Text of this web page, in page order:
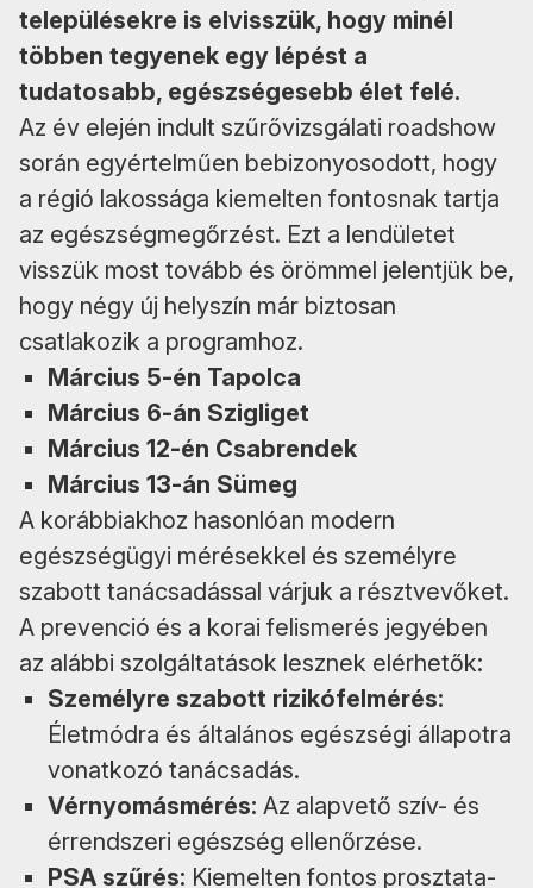
településekre is elvisszük, hogy minél
többen tegyenek egy lépést a
tudatosabb, egészségesebb élet felé.
Az év elején indult szűrővizsgálati roadshow
során egyértelműen bebizonyosodott, hogy
a régió lakossága kiemelten fontosnak tartja
az egészségmegőrzést. Ezt a lendületet
visszük most tovább és örömmel jelentjük be,
hogy négy új helyszín már biztosan
csatlakozik a programhoz.
Március 5-én Tapolca
Március 6-án Szigliget
Március 12-én Csabrendek
Március 13-án Sümeg
A korábbiakhoz hasonlóan modern
egészségügyi mérésekkel és személyre
szabott tanácsadással várjuk a résztvevőket.
A prevenció és a korai felismerés jegyében
az alábbi szolgáltatások lesznek elérhetők:
Személyre szabott rizikófelmérés:
Életmódra és általános egészségi állapotra
vonatkozó tanácsadás.
Vérnyomásmérés: Az alapvető szív- és
érrendszeri egészség ellenőrzése.
PSA szűrés: Kiemelten fontos prosztata-